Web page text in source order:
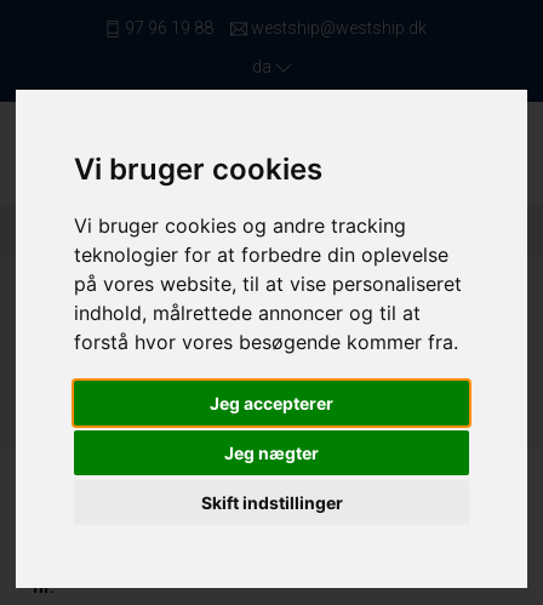
Vi bruger cookies
Vi bruger cookies og andre tracking
teknologier for at forbedre din oplevelse
på vores website, til at vise personaliseret
indhold, målrettede annoncer og til at
forstå hvor vores besøgende kommer fra.
Jeg accepterer
Jeg nægter
Skift indstillinger
97 96 19 88
westship@westship.dk
da
Forside / Kvote/Tonnage / BT & KW - MAF
BT & KW - MAF
BT & KW - MAF
nr.